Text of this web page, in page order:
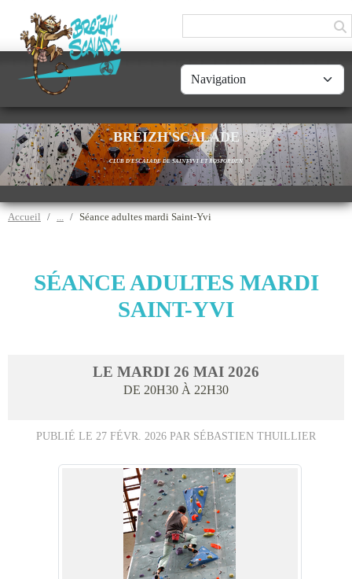
BREIZH'SCALADE
CLUB D'ESCALADE DE SAINT-YVI ET ROSPORDEN
Accueil Séance adultes mardi Saint-Yvi
SÉANCE ADULTES MARDI
SAINT-YVI
LE MARDI 26 MAI 2026
DE 20H30 À 22H30
PUBLIÉ LE 27 FÉVR. 2026 PAR SÉBASTIEN THUILLIER